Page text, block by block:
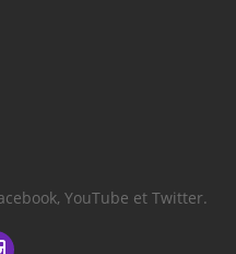
YouTube et Twitter.